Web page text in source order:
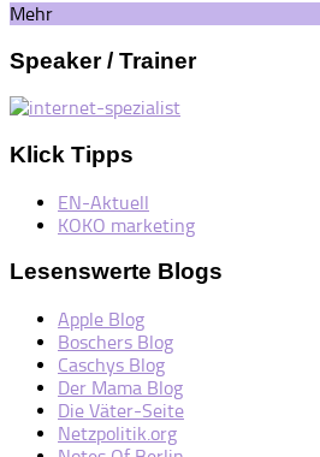
Mehr
Speaker / Trainer
Klick Tipps
EN-Aktuell
KOKO marketing
Lesenswerte Blogs
Apple Blog
Boschers Blog
Caschys Blog
Der Mama Blog
Die Väter-Seite
Netzpolitik.org